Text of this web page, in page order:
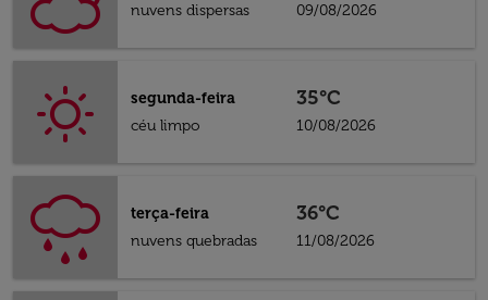
nuvens dispersas
09/08/2026
segunda-feira
céu limpo
35°C
10/08/2026
terça-feira
nuvens quebradas
36°C
11/08/2026